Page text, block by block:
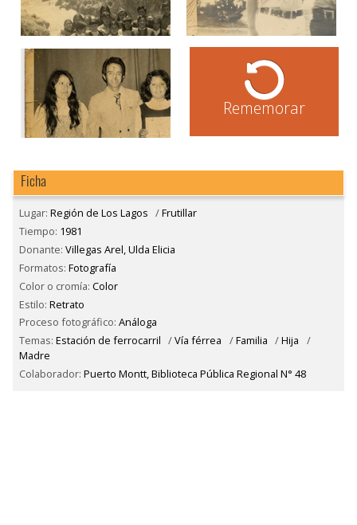
Rememorar
Ficha
Lugar: Región de Los Lagos /Frutillar
Tiempo: 1981
Donante: Villegas Arel, Ulda Elicia
Formatos: Fotografía
Color o cromía: Color
Estilo: Retrato
Proceso fotográfico: Análoga
Temas: Estación de ferrocarril /Vía férrea /Familia /Hija
/
Madre
Colaborador: Puerto Montt, Biblioteca Pública Regional N° 48